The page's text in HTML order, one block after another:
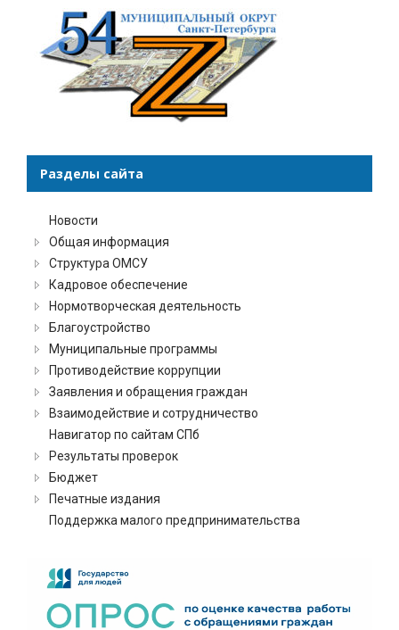
Разделы сайта
Новости
Общая информация
Структура ОМСУ
Кадровое обеспечение
Нормотворческая деятельность
Благоустройство
Муниципальные программы
Противодействие коррупции
Заявления и обращения граждан
Взаимодействие и сотрудничество
Навигатор по сайтам СПб
Результаты проверок
Бюджет
Печатные издания
Поддержка малого предпринимательства